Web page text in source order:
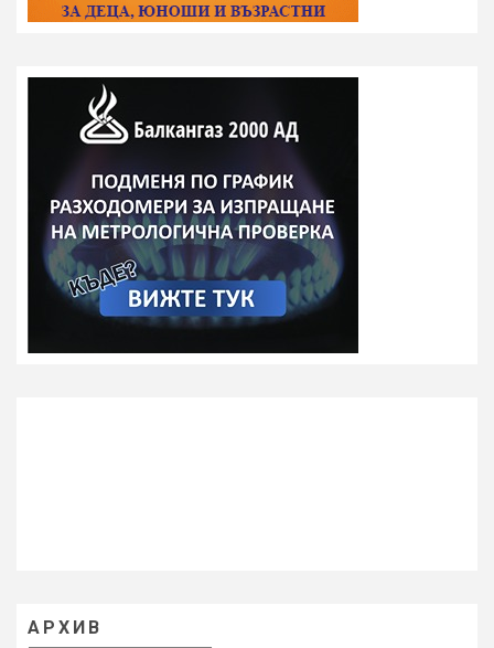
АРХИВ